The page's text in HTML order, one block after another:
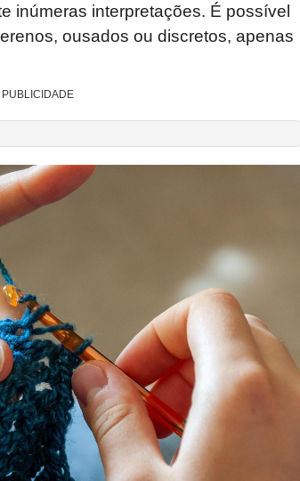
inúmeras interpretações. É possível
ousados ou discretos, apenas
PUBLICIDADE